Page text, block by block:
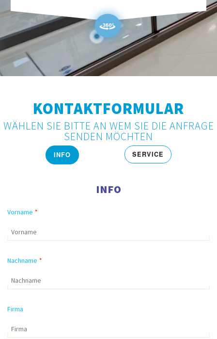
KONTAKTFORMULAR
WÄHLEN SIE BITTE AN WEM SIE DIE ANFRAGE
SENDEN MÖCHTEN
INFO SERVICE
INFO
Vorname *
Nachname *
Firma